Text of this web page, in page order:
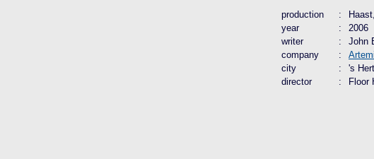
production :
year
:
2006
writer
:
John
company
:
city
:
's
director
: Floor